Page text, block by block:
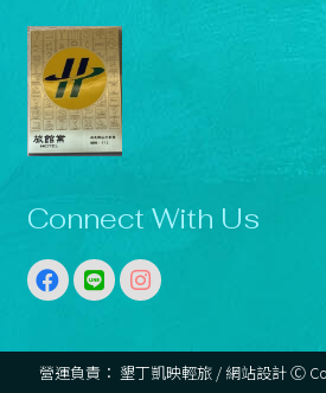
Connect With Us
營運負責： 墾丁凱映輕旅 / 網站設計 Ⓒ